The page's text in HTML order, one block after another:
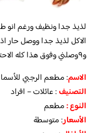
لذيذ جدا ونظيف ورغم انو
الاكل لذيذ جدا ووصل حار
و٩وصلني وفوق هذا كله الاحترام في التعاااامل يستحقووو النشر والدعم
الاسم: مطعم الرجبي
التصنيف: عائلات – افراد
النوع :مطعم
الأسعار:متوسطة